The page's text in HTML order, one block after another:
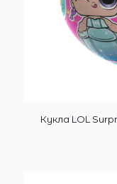
Кукла LOL